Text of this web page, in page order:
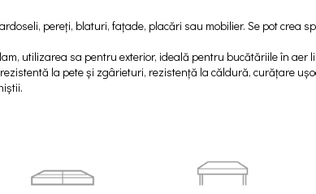
pereți, blaturi, fațade, placări sau mobilier. Se pot
utilizarea sa pentru exterior, ideală pentru bucătăriile în
la pete și zgârieturi, rezistență la căldură, curățare